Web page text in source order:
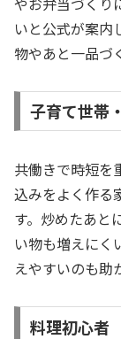
いと公式が案内
物やあと一品づ
子育て世帯
共働きで時短を
込みをよく作る
す。炒めたあと
い物も増えにく
えやすいのも助
料理初心者